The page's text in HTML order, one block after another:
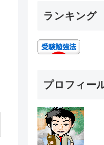
ランキング
プロフィー